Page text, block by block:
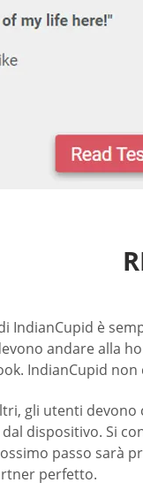
IndianCupid è
andare alla
IndianCupid
gli utenti
dispositivo. Si
passo sarà
perfetto.